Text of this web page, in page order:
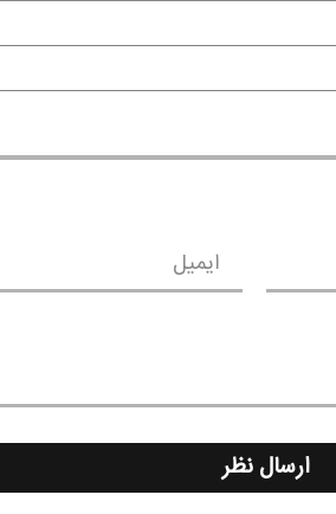
ایمیل
ارسال نظر